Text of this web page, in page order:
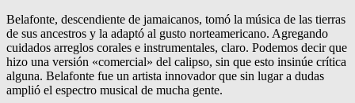
Belafonte, descendiente de jamaicanos, tomó la música de las tierras
de sus ancestros y la adaptó al gusto norteamericano. Agregando
cuidados arreglos corales e instrumentales, claro. Podemos decir que
hizo una versión «comercial» del calipso, sin que esto insinúe crítica
alguna. Belafonte fue un artista innovador que sin lugar a dudas
amplió el espectro musical de mucha gente.